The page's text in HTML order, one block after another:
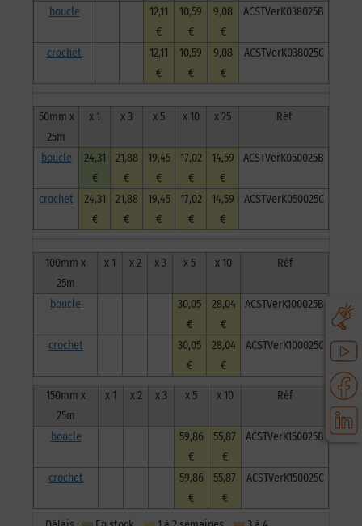
boucle
12,11
€
10,59
€
9,08
€
ACSTVerK038025B
crochet
12,11
€
10,59
€
9,08
€
ACSTVerK038025C
50mm x
25m
x 1 x 3 x 5 x 10 x 25 Réf
boucle
24,31
€
21,88
€
19,45
€
17,02
€
14,59
€
ACSTVerK050025B
crochet
24,31
€
21,88
€
19,45
€
17,02
€
14,59
€
ACSTVerK050025C
100mm x
25m
x 1 x 2 x 3 x 5 x 10 Réf
boucle
30,05
€
28,04
€
ACSTVerK100025B
crochet
30,05
€
28,04
€
ACSTVerK100025C
150mm x
25m
x 1 x 2 x 3 x 5 x 10 Réf
boucle
59,86
€
55,87
€
ACSTVerK150025B
crochet
59,86
€
55,87
€
ACSTVerK150025C